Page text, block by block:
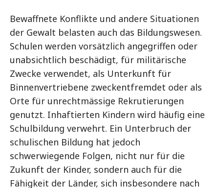
Bewaffnete Konflikte und andere Situationen
der Gewalt belasten auch das Bildungswesen.
Schulen werden vorsätzlich angegriffen oder
unabsichtlich beschädigt, für militärische
Zwecke verwendet, als Unterkunft für
Binnenvertriebene zweckentfremdet oder als
Orte für unrechtmässige Rekrutierungen
genutzt. Inhaftierten Kindern wird häufig eine
Schulbildung verwehrt. Ein Unterbruch der
schulischen Bildung hat jedoch
schwerwiegende Folgen, nicht nur für die
Zukunft der Kinder, sondern auch für die
Fähigkeit der Länder, sich insbesondere nach